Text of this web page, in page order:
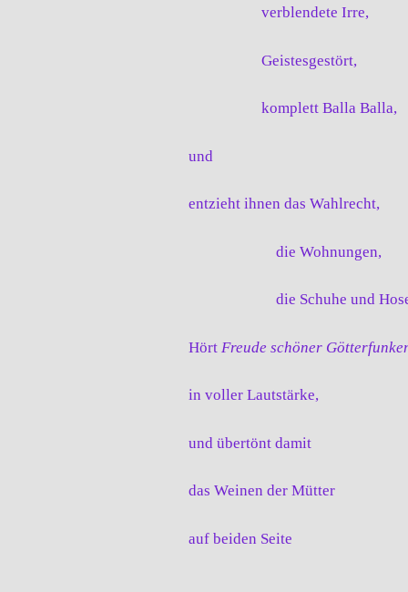
verblendete Irre,
Geistesgestört,
komplett Balla Balla,
und
entzieht ihnen das Wahlrecht,
die Wohnungen,
die Schuhe und
Hört Freude schöner
in voller Lautstärke,
und übertönt damit
das Weinen der Mütter
auf beiden Seite